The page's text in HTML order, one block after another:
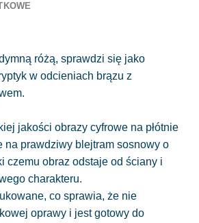
różą, sprawdzi się jako
w odcieniach brązu z
jakości obrazy cyfrowe na płótnie
na prawdziwy blejtram sosnowy o
czemu obraz odstaje od ściany i
charakteru.
co sprawia, że nie
oprawy i jest gotowy do